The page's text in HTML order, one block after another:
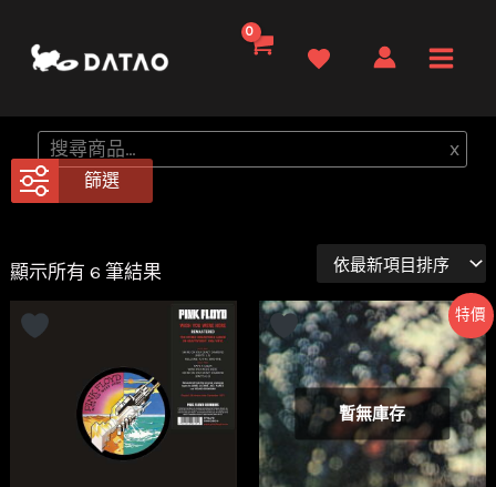
要
內
Menu
搜
尋
x
篩選
顯示所有 6 筆結果
新
項
序
特價
暫無庫存